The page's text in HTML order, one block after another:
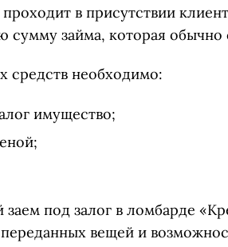
в присутствии
сумму займа, которая
средств необходимо:
имущество;
под залог в ломбарде
вещей и